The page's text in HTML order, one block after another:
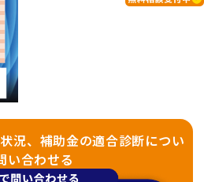
況、補助金の適合診断につい
い合わせる